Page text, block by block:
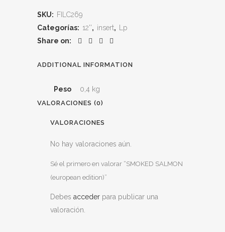
edition)
SKU: FILC269
Categorías: 12'', insert,
Lp
Share on:
ADDITIONAL INFORMATION
Peso 0,4 kg
VALORACIONES (0)
VALORACIONES
No hay valoraciones aún.
Sé el primero en valorar “SMOKED SALMON
(european edition)”
Debes acceder para publicar una
valoración.